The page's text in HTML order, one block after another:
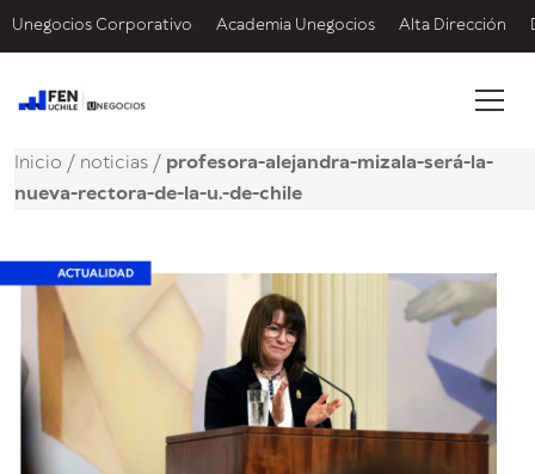
Unegocios Corporativo Academia Unegocios Alta Dirección
Inicio / noticias / profesora-alejandra-mizala-será-la-
nueva-rectora-de-la-u.-de-chile